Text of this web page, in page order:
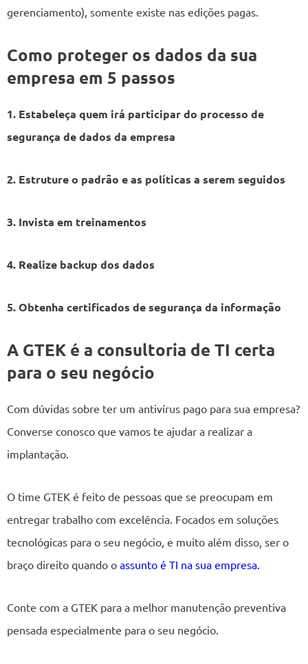
gerenciamento), somente existe nas edições pagas.
Como proteger os dados da sua
empresa em 5 passos
1. Estabeleça quem irá participar do processo de
segurança de dados da empresa
2. Estruture o padrão e as políticas a serem seguidos
3. Invista em treinamentos
4. Realize backup dos dados
5. Obtenha certificados de segurança da informação
A GTEK é a consultoria de TI certa
para o seu negócio
Com dúvidas sobre ter um antivírus pago para sua empresa?
Converse conosco que vamos te ajudar a realizar a
implantação.
O time GTEK é feito de pessoas que se preocupam em
entregar trabalho com excelência. Focados em soluções
tecnológicas para o seu negócio, e muito além disso, ser o
braço direito quando o assunto é TI na sua empresa.
Conte com a GTEK para a melhor manutenção preventiva
pensada especialmente para o seu negócio.